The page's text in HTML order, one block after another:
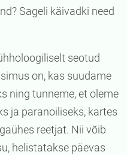
Sageli käivadki need
seotud
on, kas suudame
ning tunneme, et oleme
ja paranoiliseks, kartes
reetjat. Nii võib
helistatakse päevas